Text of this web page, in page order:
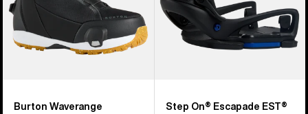
Burton Waverange
Step On® Escapade EST®